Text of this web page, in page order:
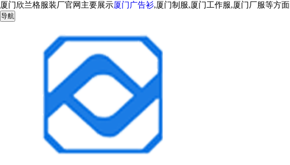
厦门欣兰格服装厂官网主要展示厦门广告衫,厦门制服,厦门工作服,厦门厂服等方
导航